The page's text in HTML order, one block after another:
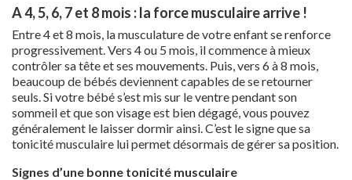
A 4, 5, 6, 7 et 8 mois : la force musculaire arrive !
Entre 4 et 8 mois, la musculature de votre enfant se renforce
progressivement. Vers 4 ou 5 mois, il commence à mieux
contrôler sa tête et ses mouvements. Puis, vers 6 à 8 mois,
beaucoup de bébés deviennent capables de se retourner
seuls. Si votre bébé s’est mis sur le ventre pendant son
sommeil et que son visage est bien dégagé, vous pouvez
généralement le laisser dormir ainsi. C’est le signe que sa
tonicité musculaire lui permet désormais de gérer sa position.
Signes d’une bonne tonicité musculaire